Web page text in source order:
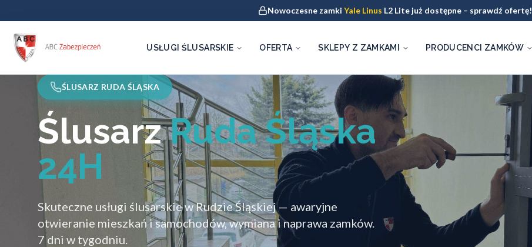
Nowoczesne zamki Yale Linus L2 Lite już dostępne – sprawdź ofertę!
USŁUGI ŚLUSARSKIE OFERTA SKLEPY Z ZAMKAMI PRODUCENCI ZAMKÓW
ŚLUSARZ RUDA ŚLĄSKA
ŚlusarzRuda Śląska
24H
Skuteczne usługi ślusarskie w Rudzie Śląskiej — awaryjne
otwieranie mieszkań i samochodów, wymiana i naprawa zamków.
7 dni w tygodniu.